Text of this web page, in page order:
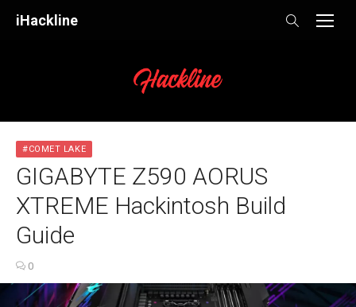
iHackline
#COMET LAKE
GIGABYTE Z590 AORUS
XTREME Hackintosh Build
Guide
0